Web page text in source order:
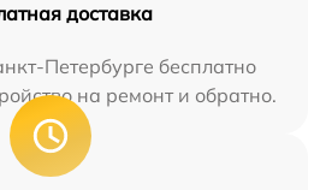
доставка
Петербурге бесплатно
на ремонт и обратно.